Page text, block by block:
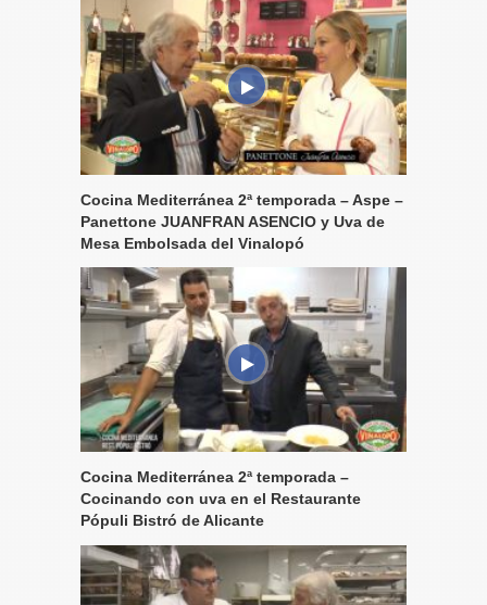
Cocina Mediterránea 2ª temporada – Aspe –
Panettone JUANFRAN ASENCIO y Uva de
Mesa Embolsada del Vinalopó
Cocina Mediterránea 2ª temporada –
Cocinando con uva en el Restaurante
Pópuli Bistró de Alicante